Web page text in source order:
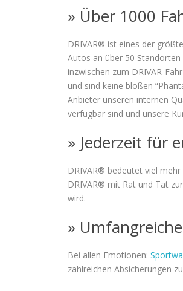
» Über 1000
DRIVAR® ist eines der
Autos an über 50
inzwischen zum DRIVAR-
und sind keine bloßen
Anbieter unseren internen
verfügbar sind und unsere
» Jederzeit für
DRIVAR® bedeutet viel
DRIVAR® mit Rat und Tat
wird.
»
Bei allen Emotionen:
zahlreichen Absicherungen